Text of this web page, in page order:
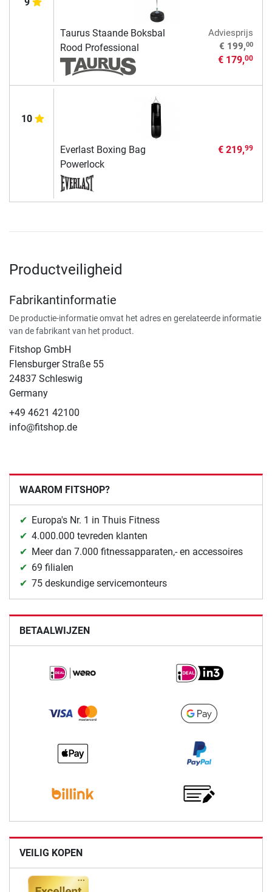
Taurus Staande Boksbal
Rood Professional
Adviesprijs
€ 199,00
€ 179,00
10
Everlast Boxing Bag
Powerlock
€ 219,99
Productveiligheid
Fabrikantinformatie
De productie-informatie omvat het adres en gerelateerde informatie
van de fabrikant van het product.
Fitshop GmbH
Flensburger Straße 55
24837 Schleswig
Germany
+49 4621 42100
info@fitshop.de
WAAROM FITSHOP?
Europa's Nr. 1 in Thuis Fitness
4.000.000 tevreden klanten
Meer dan 7.000 fitnessapparaten,- en accessoires
69 filialen
75 deskundige servicemonteurs
BETAALWIJZEN
VEILIG KOPEN